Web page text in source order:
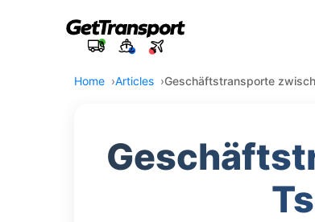
Home Articles Geschäftstransporte